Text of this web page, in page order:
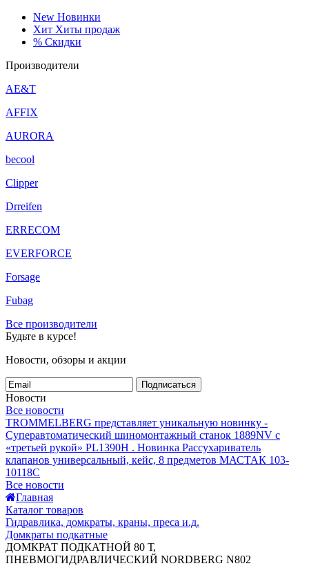
New Новинки
Хит Хиты продаж
% Скидки
Производители
AE&T
AFFIX
AURORA
becool
Clipper
Drreifen
ERRECOM
EVERFORCE
Forsage
Fubag
Все производители
Будьте в курсе!
Новости, обзоры и акции
Подписаться
Новости
Все новости
TROMMELBERG представляет уникальную новинку -
Суперавтоматический шиномонтажный станок 1889NV с
«третьей рукой» PL1390H . Новинка Рассухариватель
клапанов универсальный, кейс, 8 предметов МАСТАК 103-
10118C
Все новости
Главная
Каталог товаров
Гидравлика, домкраты, краны, преса и.д.
Домкраты подкатные
ДОМКРАТ ПОДКАТНОЙ 80 Т,
ПНЕВМОГИДРАВЛИЧЕСКИЙ NORDBERG N802